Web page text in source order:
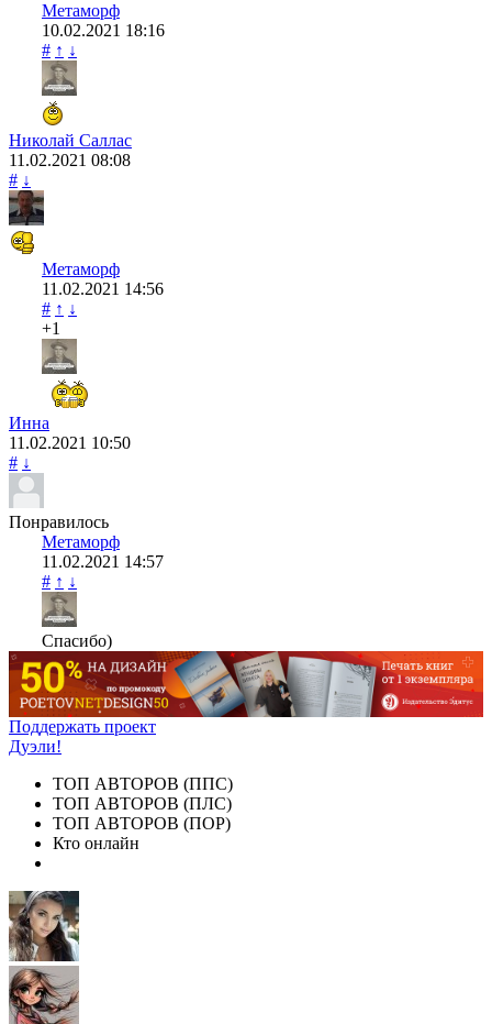
Метаморф
10.02.2021 18:16
# ↑ ↓
Николай Саллас
11.02.2021 08:08
# ↓
Метаморф
11.02.2021 14:56
# ↑ ↓
+1
Инна
11.02.2021 10:50
# ↓
Понравилось
Метаморф
11.02.2021 14:57
# ↑ ↓
Спасибо)
Поддержать проект
Дуэли!
ТОП АВТОРОВ (ППС)
ТОП АВТОРОВ (ПЛС)
ТОП АВТОРОВ (ПОР)
Кто онлайн